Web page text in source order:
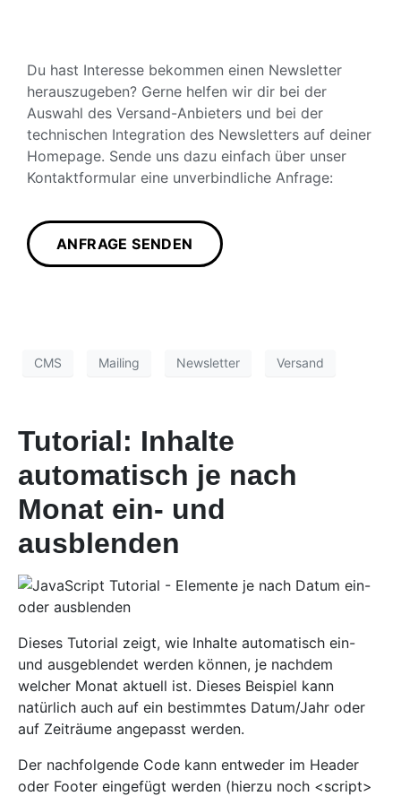
Du hast Interesse bekommen einen Newsletter
herauszugeben? Gerne helfen wir dir bei der
Auswahl des Versand-Anbieters und bei der
technischen Integration des Newsletters auf deiner
Homepage. Sende uns dazu einfach über unser
Kontaktformular eine unverbindliche Anfrage:
ANFRAGE SENDEN
CMS Mailing Newsletter Versand
Tutorial: Inhalte
automatisch je nach
Monat ein- und
ausblenden
Dieses Tutorial zeigt, wie Inhalte automatisch ein-
und ausgeblendet werden können, je nachdem
welcher Monat aktuell ist. Dieses Beispiel kann
natürlich auch auf ein bestimmtes Datum/Jahr oder
auf Zeiträume angepasst werden.
Der nachfolgende Code kann entweder im Header
oder Footer eingefügt werden (hierzu noch <script>